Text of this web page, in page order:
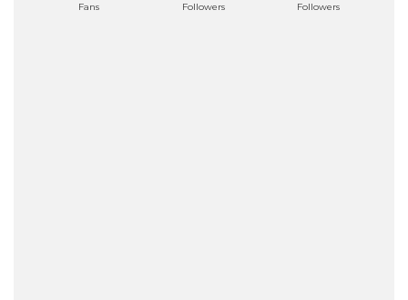
Fans Followers Followers